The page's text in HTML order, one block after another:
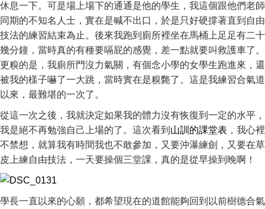
休息一下。可是場上場下的通通是他的學生，我這個跟他們老師
同期的不知名人士，實在是喊不出口，於是只好硬撐著直到自由
技法的練習結束為止。後來我跑到廁所裡坐在馬桶上足足有二十
幾分鐘，當時真的有種要嗝屁的感覺，差一點就要叫救護車了。
更糗的是，我廁所門沒力氣關，有個念小學的女學生跑進來，還
被我的樣子嚇了一大跳，當時實在是糗斃了。這是我練習合氣道
以來，最難堪的一次了。
從這一次之後，我就決定如果我的體力沒有恢復到一定的水平，
我是絕不再勉強自己上場的了。這次看到 山訓的課堂表 ，我心裡
不禁想，就算我有時間我也不敢參加，又要沖瀑練劍，又要在草
皮上練自由技法，一天要操個三堂課，真的是從早操到晚啊！
學長一直以來的心願，都希望現在的道館能夠回到以前樹德合氣